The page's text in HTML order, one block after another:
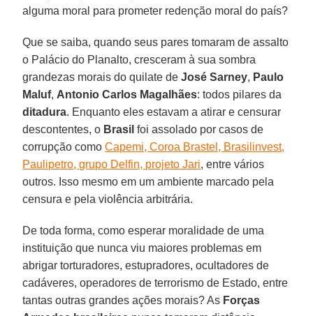
alguma moral para prometer redenção moral do país?
Que se saiba, quando seus pares tomaram de assalto
o Palácio do Planalto, cresceram à sua sombra
grandezas morais do quilate de José Sarney, Paulo
Maluf, Antonio Carlos Magalhães: todos pilares da
ditadura. Enquanto eles estavam a atirar e censurar
descontentes, o Brasil foi assolado por casos de
corrupção comoCapemi, Coroa Brastel, Brasilinvest,
Paulipetro, grupo Delfin, projeto Jari, entre vários
outros. Isso mesmo em um ambiente marcado pela
censura e pela violência arbitrária.
De toda forma, como esperar moralidade de uma
instituição que nunca viu maiores problemas em
abrigar torturadores, estupradores, ocultadores de
cadáveres, operadores de terrorismo de Estado, entre
tantas outras grandes ações morais? As Forças